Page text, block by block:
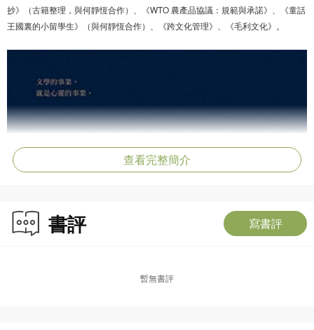
抄》（古籍整理，與何靜恆合作）、《WTO 農產品協議：規範與承諾》、《童話
王國裏的小留學生》（與何靜恆合作）、《跨文化管理》、《毛利文化》。
查看完整簡介
書評 寫書評
暫無書評